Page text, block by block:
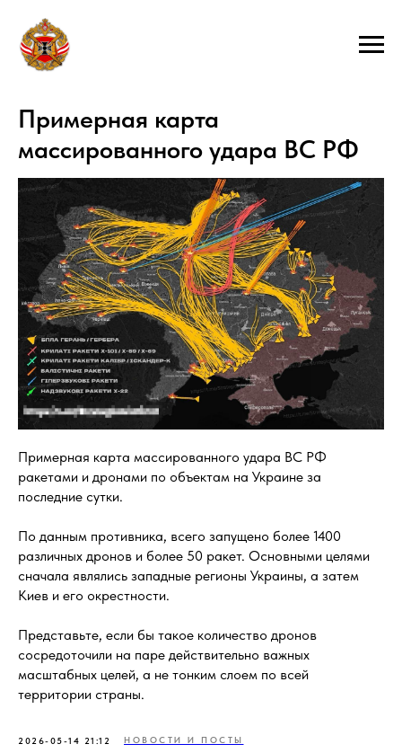
Примерная карта
массированного удара ВС РФ
Примерная карта массированного удара ВС РФ
ракетами и дронами по объектам на Украине за
последние сутки.
По данным противника, всего запущено более 1400
различных дронов и более 50 ракет. Основными целями
сначала являлись западные регионы Украины, а затем
Киев и его окрестности.
Представьте, если бы такое количество дронов
сосредоточили на паре действительно важных
масштабных целей, а не тонким слоем по всей
территории страны.
2026-05-14 21:12 НОВОСТИ И ПОСТЫ